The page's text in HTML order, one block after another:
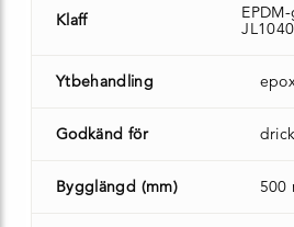
Klaff
JL1040
Ytbehandling
Godkänd för
Bygglängd (mm) 500